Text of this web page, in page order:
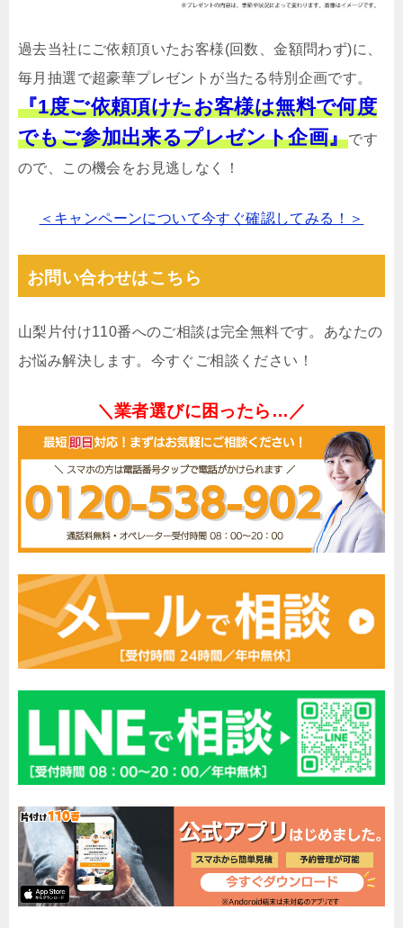
過去当社にご依頼頂いたお客様(回数、金額問わず)に、
毎月抽選で超豪華プレゼントが当たる特別企画です。
『1度ご依頼頂けたお客様は無料で何度
でもご参加出来るプレゼント企画』です
ので、この機会をお見逃しなく！
＜キャンペーンについて今すぐ確認してみる！＞
お問い合わせはこちら
山梨片付け110番へのご相談は完全無料です。あなたの
お悩み解決します。今すぐご相談ください！
＼業者選びに困ったら…／